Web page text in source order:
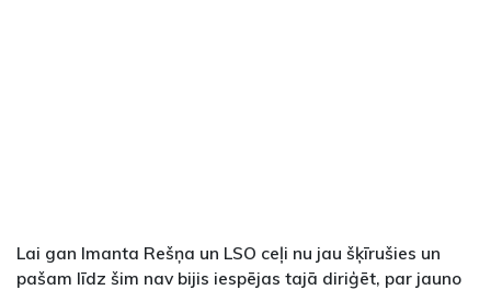
Lai gan Imanta Rešņa un LSO ceļi nu jau šķīrušies un
pašam līdz šim nav bijis iespējas tajā diriģēt, par jauno